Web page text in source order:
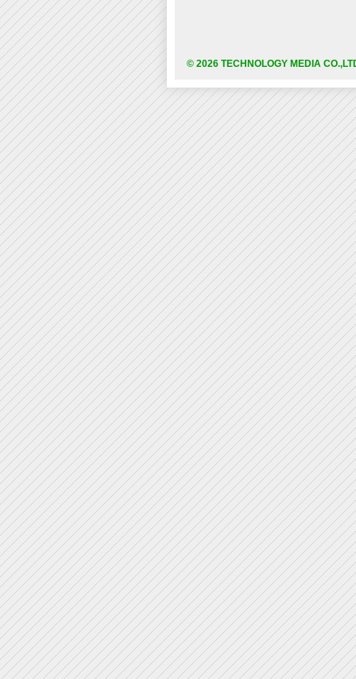
© 2026 TECHNOLOGY MEDIA